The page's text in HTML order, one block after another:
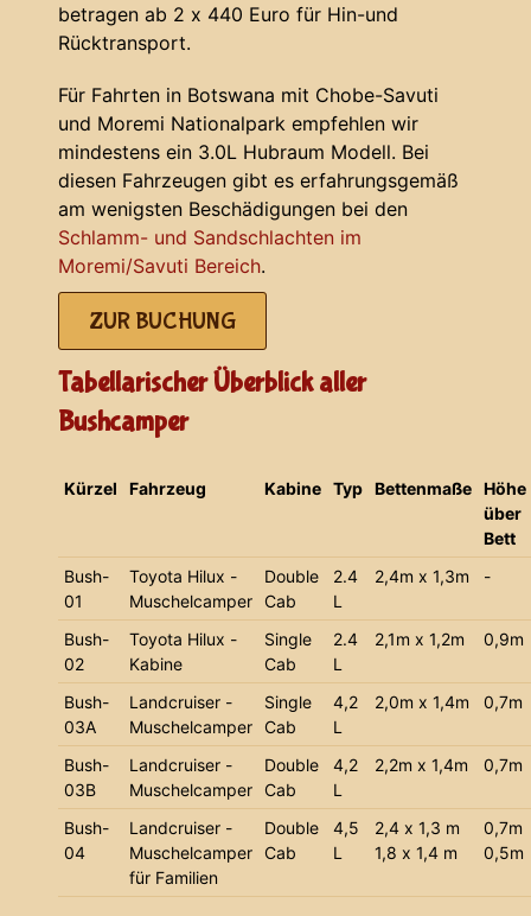
betragen ab 2 x 440 Euro für Hin-und
Rücktransport.
Für Fahrten in Botswana mit Chobe-Savuti
und Moremi Nationalpark empfehlen wir
mindestens ein 3.0L Hubraum Modell. Bei
diesen Fahrzeugen gibt es erfahrungsgemäß
am wenigsten Beschädigungen bei den
Schlamm- und Sandschlachten im
Moremi/Savuti Bereich.
ZUR BUCHUNG
Tabellarischer Überblick aller
Bushcamper
Kürzel Fahrzeug Kabine Typ Bettenmaße Höhe
über
Bett
Bush-
01
Toyota Hilux -
Muschelcamper
Double
Cab
2.4
L
2,4m x 1,3m -
Bush-
02
Toyota Hilux -
Kabine
Single
Cab
2.4
L
2,1m x 1,2m 0,9m
Bush-
03A
Landcruiser -
Muschelcamper
Single
Cab
4,2
L
2,0m x 1,4m 0,7m
Bush-
03B
Landcruiser -
Muschelcamper
Double
Cab
4,2
L
2,2m x 1,4m 0,7m
Bush-
04
Landcruiser -
Muschelcamper
für Familien
Double
Cab
4,5
L
2,4 x 1,3 m
1,8 x 1,4 m
0,7m
0,5m